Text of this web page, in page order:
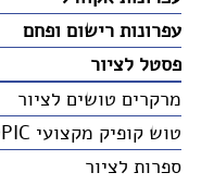
עפרונות רישום ופחם
פסטל לציור
מרקרים טושים לציור
טוש קופיק מקצועי COPIC
ספרות לציור